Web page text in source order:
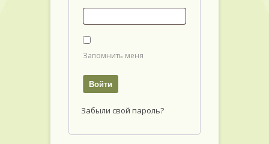
Запомнить меня
Войти
Забыли свой пароль?